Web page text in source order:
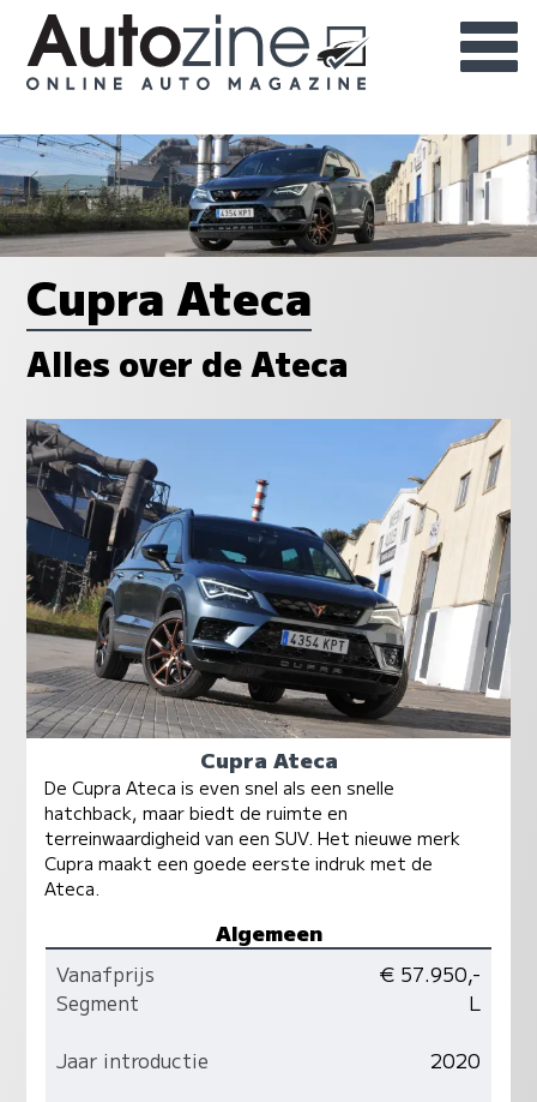
Cupra Ateca
Alles over de Ateca
Cupra Ateca
De Cupra Ateca is even snel als een snelle
hatchback, maar biedt de ruimte en
terreinwaardigheid van een SUV. Het nieuwe merk
Cupra maakt een goede eerste indruk met de
Ateca.
Algemeen
Vanafprijs
€ 57.950,-
Segment
L
Jaar introductie
2020